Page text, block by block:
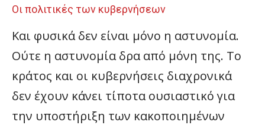
Οι πολιτικές των κυβερνήσεων
Και φυσικά δεν είναι μόνο η αστυνομία.
Ούτε η αστυνομία δρα από μόνη της. Το
κράτος και οι κυβερνήσεις διαχρονικά
δεν έχουν κάνει τίποτα ουσιαστικό για
την υποστήριξη των κακοποιημένων